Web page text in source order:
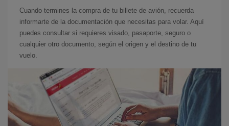
Cuando termines la compra de tu billete de avión, recuerda
informarte de la documentación que necesitas para volar. Aquí
puedes consultar si requieres visado, pasaporte, seguro o
cualquier otro documento, según el origen y el destino de tu
vuelo.